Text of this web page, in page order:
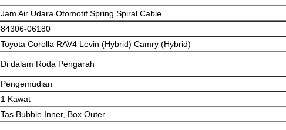
Jam Air Udara Otomotif Spring Spiral Cable
84306-06180
Toyota Corolla RAV4 Levin (Hybrid) Camry (Hybrid)
Di dalam Roda Pengarah
Pengemudian
1 Kawat
Tas Bubble Inner, Box Outer